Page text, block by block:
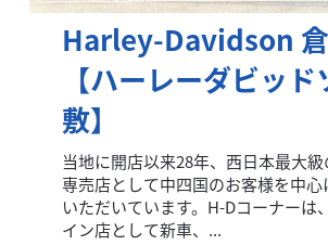
Harley-Davidson
【ハーレーダビッ
敷】
当地に開店以来28年、西日本最大
専売店として中四国のお客様を中
いただいています。H-Dコーナーは
イン店として新車、...